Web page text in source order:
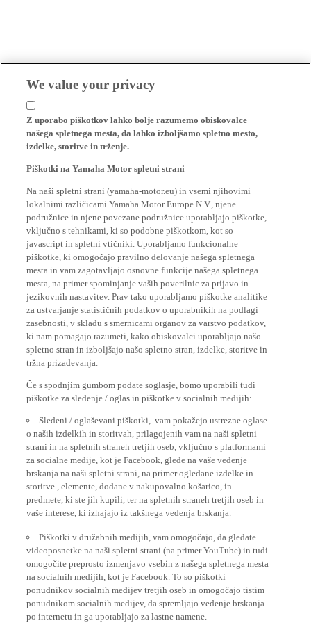
We value your privacy
Z uporabo piškotkov lahko bolje razumemo obiskovalce
našega spletnega mesta, da lahko izboljšamo spletno mesto,
izdelke, storitve in trženje.
Piškotki na Yamaha Motor spletni strani
Na naši spletni strani (yamaha-motor.eu) in vsemi njihovimi
lokalnimi različicami Yamaha Motor Europe N.V., njene
podružnice in njene povezane podružnice uporabljajo piškotke,
vključno s tehnikami, ki so podobne piškotkom, kot so
javascript in spletni vtičniki. Uporabljamo funkcionalne
piškotke, ki omogočajo pravilno delovanje našega spletnega
mesta in vam zagotavljajo osnovne funkcije našega spletnega
mesta, na primer spominjanje vaših poverilnic za prijavo in
jezikovnih nastavitev. Prav tako uporabljamo piškotke analitike
za ustvarjanje statističnih podatkov o uporabnikih na podlagi
zasebnosti, v skladu s smernicami organov za varstvo podatkov,
ki nam pomagajo razumeti, kako obiskovalci uporabljajo našo
spletno stran in izboljšajo našo spletno stran, izdelke, storitve in
tržna prizadevanja.
Če s spodnjim gumbom podate soglasje, bomo uporabili tudi
piškotke za sledenje / oglas in piškotke v socialnih medijih:
Sledeni / oglaševani piškotki, vam pokažejo ustrezne oglase
o naših izdelkih in storitvah, prilagojenih vam na naši spletni
strani in na spletnih straneh tretjih oseb, vključno s platformami
za socialne medije, kot je Facebook, glede na vaše vedenje
brskanja na naši spletni strani, na primer ogledane izdelke in
storitve , elemente, dodane v nakupovalno košarico, in
predmete, ki ste jih kupili, ter na spletnih straneh tretjih oseb in
vaše interese, ki izhajajo iz takšnega vedenja brskanja.
Piškotki v družabnih medijih, vam omogočajo, da gledate
videoposnetke na naši spletni strani (na primer YouTube) in tudi
omogočite preprosto izmenjavo vsebin z našega spletnega mesta
na socialnih medijih, kot je Facebook. To so piškotki
ponudnikov socialnih medijev tretjih oseb in omogočajo tistim
ponudnikom socialnih medijev, da spremljajo vedenje brskanja
po internetu in ga uporabljajo za lastne namene.